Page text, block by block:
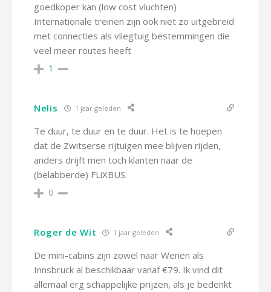
goedkoper kan (low cost vluchten)
Internationale treinen zijn ook niet zo uitgebreid
met connecties als vliegtuig bestemmingen die
veel meer routes heeft
1
Nelis 1 jaar geleden
Te duur, te duur en te duur. Het is te hoepen
dat de Zwitserse rijtuigen mee blijven rijden,
anders drijft men toch klanten naar de
(belabberde) FLiXBUS.
0
Roger de Wit 1 jaar geleden
De mini-cabins zijn zowel naar Wenen als
Innsbruck al beschikbaar vanaf €79. Ik vind dit
allemaal erg schappelijke prijzen, als je bedenkt